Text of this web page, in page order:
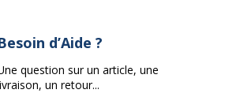
d’Aide ?
question sur un article, une
un retour...